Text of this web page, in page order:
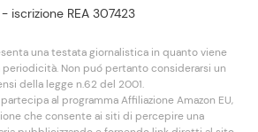
iscrizione REA 307423
una testata giornalistica in quanto viene
periodicità. Non puó pertanto considerarsi un
della legge n.62 del 2001.
al programma Affiliazione Amazon EU,
che consente ai siti di percepire una